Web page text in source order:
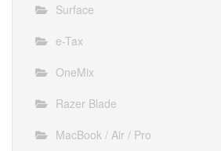
Surface
e-Tax
OneMix
Razer Blade
MacBook / Air / Pro